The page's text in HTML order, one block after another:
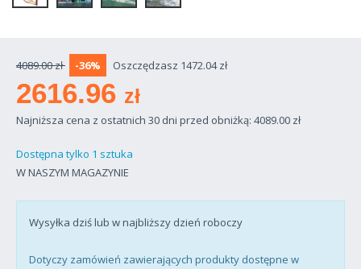
4089.00 zł -36% Oszczędzasz 1472.04 zł
2616.96 zł
Najniższa cena z ostatnich 30 dni przed obniżką: 4089.00 zł
Dostępna tylko 1 sztuka
W NASZYM MAGAZYNIE
Wysyłka dziś lub w najbliższy dzień roboczy
Dotyczy zamówień zawierających produkty dostępne w